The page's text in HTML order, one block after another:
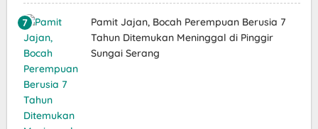
Pamit Jajan, Bocah Perempuan Berusia 7
Tahun Ditemukan Meninggal di Pinggir
Sungai Serang